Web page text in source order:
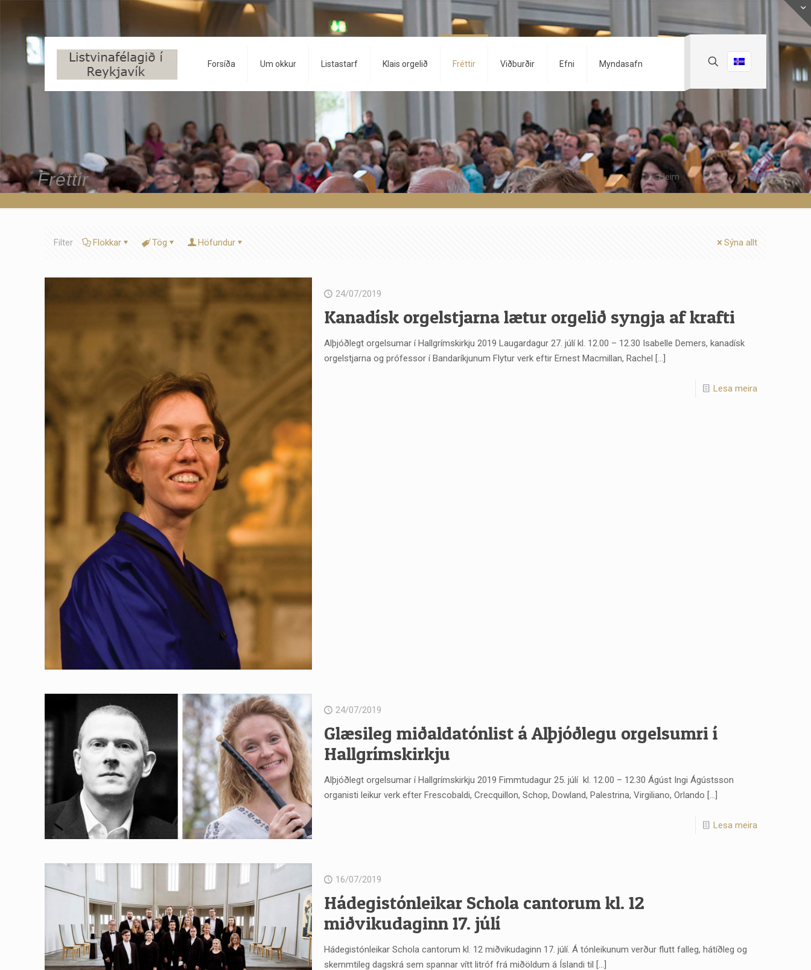
Forsíða Um okkur Listastarf Klais orgelið Fréttir Viðburðir Efni Myndasafn
Fréttir Heim Fréttir Fréttir
Filter Flokkar Tög Höfundur Sýna allt
24/07/2019
Kanadísk orgelstjarna lætur orgelið syngja af krafti
Alþjóðlegt orgelsumar í Hallgrímskirkju 2019 Laugardagur 27. júlí kl. 12.00 – 12.30 Isabelle Demers, kanadísk
orgelstjarna og prófessor í Bandaríkjunum Flytur verk eftir Ernest Macmillan, Rachel […]
Lesa meira
24/07/2019
Glæsileg miðaldatónlist á Alþjóðlegu orgelsumri í
Hallgrímskirkju
Alþjóðlegt orgelsumar í Hallgrímskirkju 2019 Fimmtudagur 25. júlí kl. 12.00 – 12.30 Ágúst Ingi Ágústsson
organisti leikur verk efter Frescobaldi, Crecquillon, Schop, Dowland, Palestrina, Virgiliano, Orlando […]
Lesa meira
16/07/2019
Hádegistónleikar Schola cantorum kl. 12
miðvikudaginn 17. júlí
Hádegistónleikar Schola cantorum kl. 12 miðvikudaginn 17. júlí. Á tónleikunum verður flutt falleg, hátíðleg og
skemmtileg dagskrá sem spannar vítt litróf frá miðöldum á Íslandi til […]